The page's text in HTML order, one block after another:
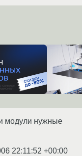
модули нужные
22:11:52 +00:00